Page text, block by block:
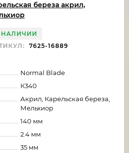
береза акрил,
НАЛИЧИИ
7625-16889
Normal Blade
К340
Акрил, Карельская береза,
Мельхиор
140 мм
2.4 мм
35 мм